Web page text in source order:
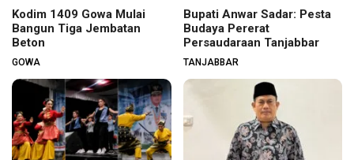
Kodim 1409 Gowa Mulai
Bangun Tiga Jembatan
Beton
GOWA
Bupati Anwar Sadar: Pesta
Budaya Pererat
Persaudaraan Tanjabbar
TANJABBAR